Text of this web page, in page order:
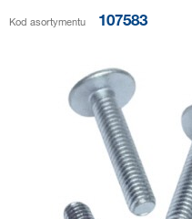
Kod asortymentu 107583